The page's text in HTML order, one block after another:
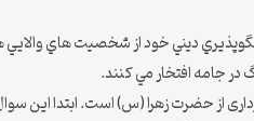
ديني خود از شخصيت هاي
در جامه افتخار مي كنند.
از حضرت زهرا (س) است. ابتدا این